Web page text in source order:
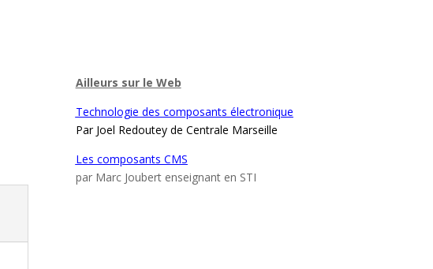
Ailleurs sur le Web
Technologie des composants électronique
Par Joel Redoutey de Centrale Marseille
Les composants CMS
par Marc Joubert enseignant en STI